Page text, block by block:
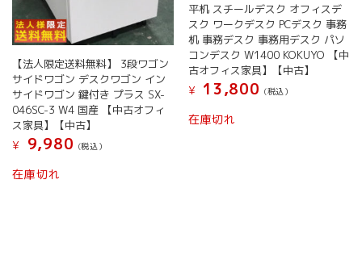
【法人限定送料無料】 3段ワゴン
サイドワゴン デスクワゴン イン
サイドワゴン 鍵付き プラス SX-
046SC-3 W4 国産 【中古オフィ
ス家具】【中古】
¥
9,980 (税込）
在庫切れ
平机 スチールデスク オフィスデ
スク ワークデスク PCデスク 事務
机 事務デスク 事務用デスク パソ
コンデスク W1400 KOKUYO 【中
古オフィス家具】【中古】
¥
13,800 (税込）
在庫切れ